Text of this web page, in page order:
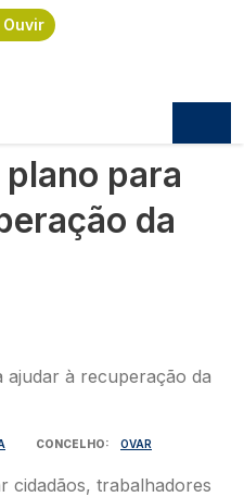
Ouvir
ajudar à recuperação da
para
da
CONCELHO OVAR
cidadãos, trabalhadores